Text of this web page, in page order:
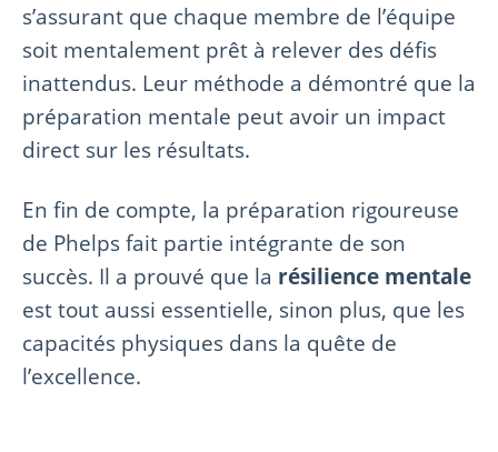
s’assurant que chaque membre de l’équipe
soit mentalement prêt à relever des défis
inattendus. Leur méthode a démontré que la
préparation mentale peut avoir un impact
direct sur les résultats.
En fin de compte, la préparation rigoureuse
de Phelps fait partie intégrante de son
succès. Il a prouvé que la résilience mentale
est tout aussi essentielle, sinon plus, que les
capacités physiques dans la quête de
l’excellence.